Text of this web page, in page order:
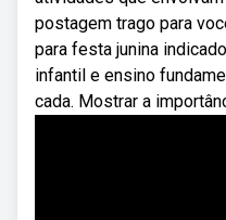
postagem trago para
para festa junina
infantil e ensino
cada. Mostrar a